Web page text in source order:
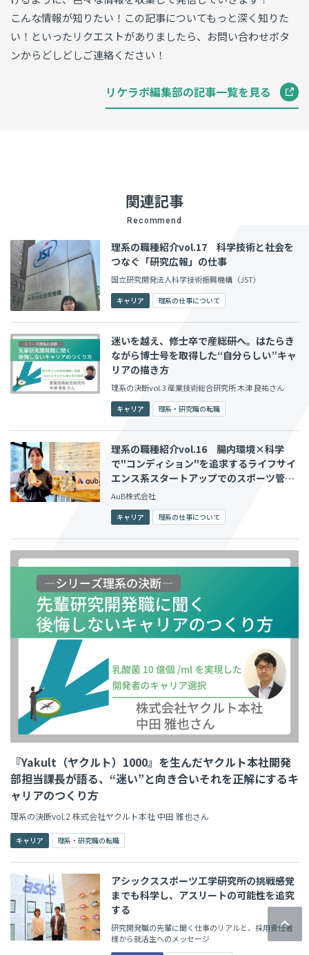
こんな情報が知りたい！この記事についてもっと深く知りた
い！といったリクエストがありましたら、お問い合わせボタ
ンからどしどしご連絡ください！
リケラボ編集部の記事一覧を見る
関連記事
Recommend
理系の職種紹介vol.17 科学技術と社会を
つなぐ「研究広報」の仕事
国立研究開発法人科学技術振興機構（JST）
キャリア 理系の仕事について
迷いを越え、修士卒で産総研へ。はたらき
ながら博士号を取得した“自分らしい”キャ
リアの描き方
理系の決断vol.3 産業技術総合研究所 木津 良祐さん
キャリア 理系・研究職の転職
理系の職種紹介vol.16 腸内環境×科学
で"コンディション"を追求するライフサイ
エンス系スタートアップでのスポーツ管理
栄養士の仕事
AuB株式会社
キャリア 理系の仕事について
『Yakult（ヤクルト）1000』を生んだヤクルト本社開発
部担当課長が語る、“迷い”と向き合いそれを正解にするキ
ャリアのつくり方
理系の決断vol.2 株式会社ヤクルト本社 中田 雅也さん
キャリア 理系・研究職の転職
アシックススポーツ工学研究所の挑戦――感覚
までも科学し、アスリートの可能性を追究
する
研究開発職の先輩に聞く仕事のリアルと、採用責任者
様から就活生へのメッセージ